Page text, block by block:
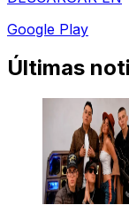
Google Play
Últimas